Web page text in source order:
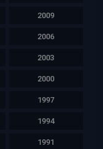
2009
2006
2003
2000
1997
1994
1991